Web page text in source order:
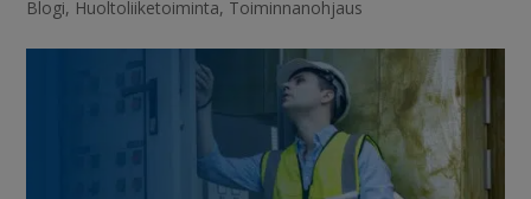
Blogi, Huoltoliiketoiminta, Toiminnanohjaus